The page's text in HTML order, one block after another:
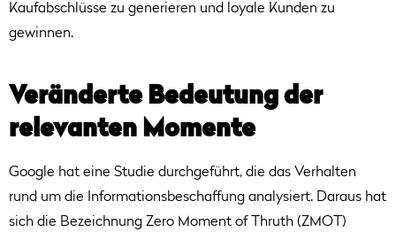
Kaufabschlüsse zu generieren und loyale Kunden zu
gewinnen.
Veränderte Bedeutung der
relevanten Momente
Google hat eine Studie durchgeführt, die das Verhalten
rund um die Informationsbeschaffung analysiert. Daraus hat
sich die Bezeichnung Zero Moment of Thruth (ZMOT)